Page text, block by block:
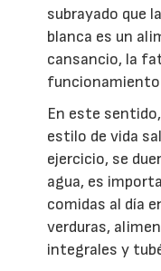
subrayado que
blanca es un
cansancio, la
En este
estilo de vida
ejercicio, se
agua, es
comidas al día
verduras,
integrales y